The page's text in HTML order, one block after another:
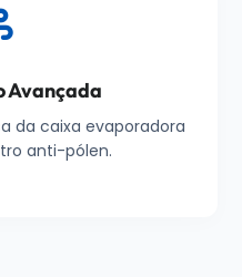
Avançada
da caixa evaporadora
anti-pólen.